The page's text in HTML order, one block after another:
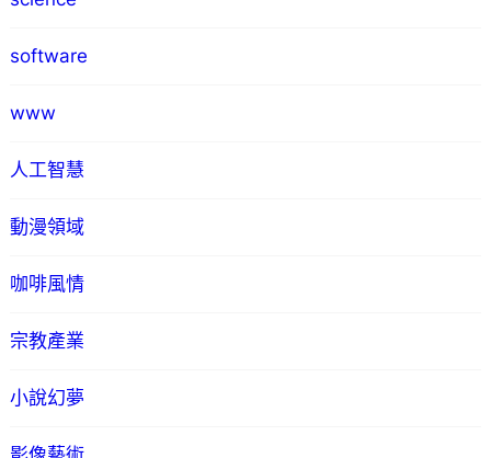
software
www
人工智慧
動漫領域
咖啡風情
宗教產業
小說幻夢